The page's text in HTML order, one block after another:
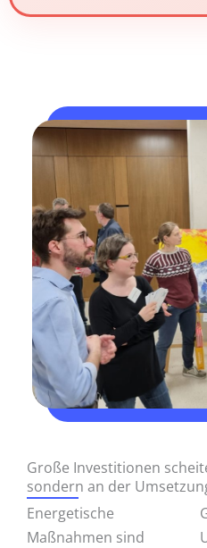
Große Investitionen
sondern an der
Energetische
Maßnahmen sind